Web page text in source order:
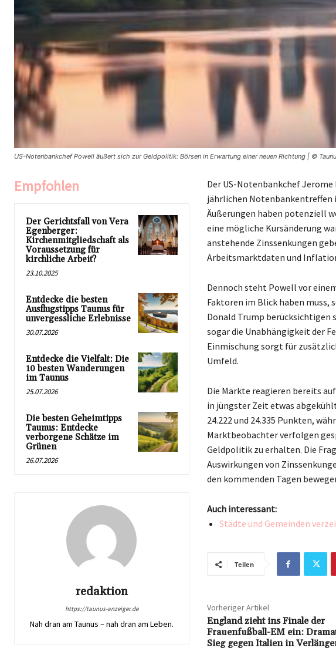
US-Notenbankchef Powell äußert sich zur Geldpolitik: Börsen in Erwartung einer neuen Richtung | ©
Empfohlen
Der Gerichtsfall von Vera
Egenberger:
Kirchenmitgliedschaft als
Voraussetzung für
kirchliche Arbeit?
23.10.2025
Entdecke die besten
Ausflugstipps Taunus für
unvergessliche Erlebnisse
30.07.2026
Entdecke die Vielfalt: Die
10 besten Wanderungen
im Taunus
25.07.2026
Die besten Geheimtipps
Taunus: Entdecke
verborgene Schätze im
Grünen
26.07.2026
redaktion
https://taunus-anzeiger.de
Nah dran am Taunus – nah dran am Leben.
Der US-Notenbankchef
jährlichen Notenbankentreffen
Äußerungen haben potenziell
eine mögliche Kursänderung
anstehende Zinssenkungen
Arbeitsmarktdaten und
Dennoch steht Powell vor
Faktoren im Blick haben muss,
Donald Trump
sogar die Unabhängigkeit der
Einmischung sorgt für
Umfeld.
Die Märkte reagieren bereits
in jüngster Zeit etwas
24.222 und 24.335 Punkten,
Marktbeobachter verfolgen
Geldpolitik zu erhalten. Die
Auswirkungen von
den kommenden Tagen
Auch interessant:
Städte und Gemeinden
Teilen
Vorheriger Artikel
England zieht ins Finale der
Frauenfußball-EM ein:
Sieg gegen Italien in